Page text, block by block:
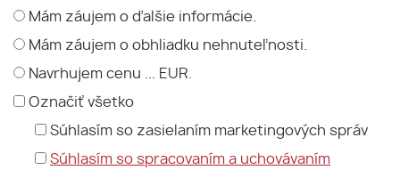
Mám záujem o ďalšie informácie.
Mám záujem o obhliadku nehnuteľnosti.
Navrhujem cenu ... EUR.
Označiť všetko
Súhlasím so zasielaním marketingových správ
Súhlasím so spracovaním a uchovávaním